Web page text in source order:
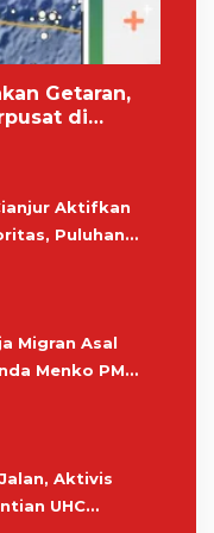
Getaran,
di
Aktifkan
Puluhan
di Pendopo
Migran Asal
Menko PM
Aktivis
UHC